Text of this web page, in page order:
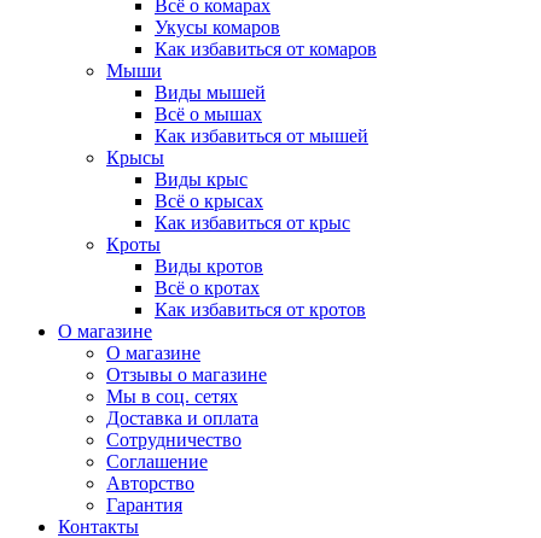
Всё о комарах
Укусы комаров
Как избавиться от комаров
Мыши
Виды мышей
Всё о мышах
Как избавиться от мышей
Крысы
Виды крыс
Всё о крысах
Как избавиться от крыс
Кроты
Виды кротов
Всё о кротах
Как избавиться от кротов
О магазине
О магазине
Отзывы о магазине
Мы в соц. сетях
Доставка и оплата
Сотрудничество
Соглашение
Авторство
Гарантия
Контакты